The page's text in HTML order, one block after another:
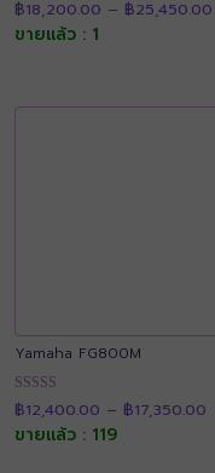
4.90
ตั้งแต่ 1-5
฿18,200.00 – ฿25,450.00
ขายแล้ว : 1
Yamaha FG800M
ให้คะแนน
4.90
ตั้งแต่ 1-5
฿12,400.00 – ฿17,350.00
ขายแล้ว : 119